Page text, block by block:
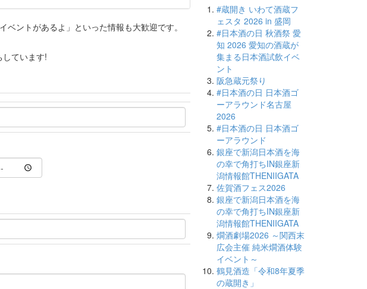
ントがあるよ」といった情報も大歓迎です。
ています!
#蔵開き いわて酒蔵フ
ェスタ 2026 in 盛岡
#日本酒の日 秋酒祭 愛
知 2026 愛知の酒蔵が
集まる日本酒試飲イベ
ント
阪急蔵元祭り
#日本酒の日 日本酒ゴ
ーアラウンド名古屋
2026
#日本酒の日 日本酒ゴ
ーアラウンド
銀座で新潟日本酒を海
の幸で角打ちIN銀座新
潟情報館THENIIGATA
佐賀酒フェス2026
銀座で新潟日本酒を海
の幸で角打ちIN銀座新
潟情報館THENIIGATA
燗酒劇場2026 ～関西末
広会主催 純米燗酒体験
イベント～
鶴見酒造「令和8年夏季
の蔵開き」